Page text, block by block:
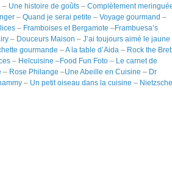
– Une histoire de goûts – Complètement
– Quand je serai petite – Voyage gourmand –
– Framboises et Bergamote –Frambuesa’s
– Douceurs Maison – J’ai toujours aimé le jaune
gourmande –A la table d’Aida – Rock the
– Helcuisine –Food Fun Foto – Le carnet de
– Rose Philange –Une Abeille en Cuisine – Dr
– Un petit oiseau dans la cuisine – Nietzsche